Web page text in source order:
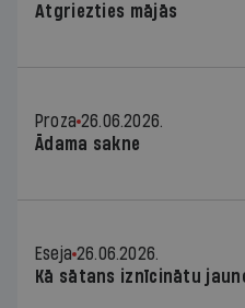
Atgriezties mājās
Proza 26.06.2026.
Ādama sakne
Eseja 26.06.2026.
Kā sātans iznīcinātu